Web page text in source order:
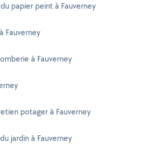
papier peint à Fauverney
Fauverney
à Fauverney
potager à Fauverney
jardin à Fauverney